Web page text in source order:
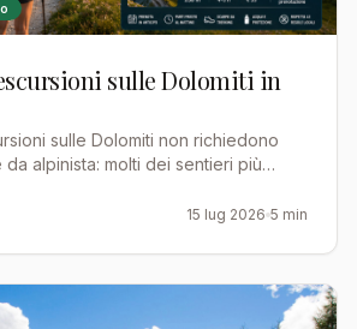
sulle Dolomiti in
sulle Dolomiti non richiedono
alpinista: molti dei sentieri più
15 lug 2026 5 min